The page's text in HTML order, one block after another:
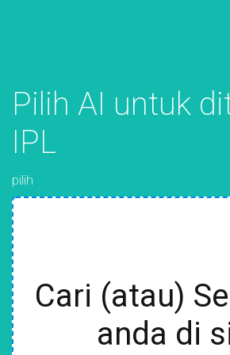
Pilih AI untuk
IPL
pilih
Cari (atau)
anda di